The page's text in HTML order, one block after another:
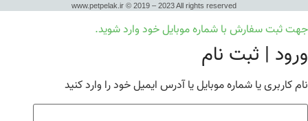
www.petpelak.ir © 2019 – 2023 All rights reserved
جهت ثبت سفارش با شماره موبایل خود وارد شوید.
ورود | ثبت نام
نام کاربری یا شماره موبایل یا آدرس ایمیل خود را وارد کنید